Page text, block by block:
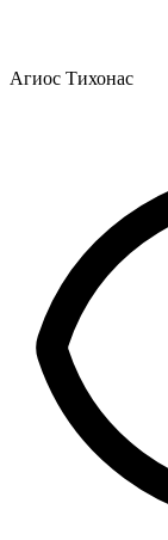
Агиос Тихонас